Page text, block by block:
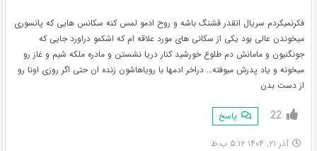
فکرنمیکردم سریال انقدر قشنگ باشه و روح ادمو لمس کنه سکانس هایی که پانسوری
میخوندن عالی بود یکی از سکانی های مورد علاقه ام که اشکمو دراورد جایی که
جونگنیون و مامانش دم طلوع خورشید کنار دریا نشستن و مادره ملکه شیم و غاز رو
میخونه و یاد پدرش میوفته… دراخر ادمها با رویاهاشون زنده ان حتی اگر روزی اونا رو
از دست بدن
22 پاسخ
آذر ۲۱, ۱۴۰۴ ۵:۱۲ ب.ظ